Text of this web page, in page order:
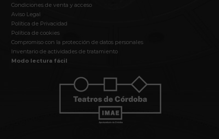
Condiciones de venta y acceso
Aviso Legal
Política de Privacidad
Política de cookies
Compromiso con la protección de datos personales
Inventario de actividades de tratamiento
Modo lectura fácil